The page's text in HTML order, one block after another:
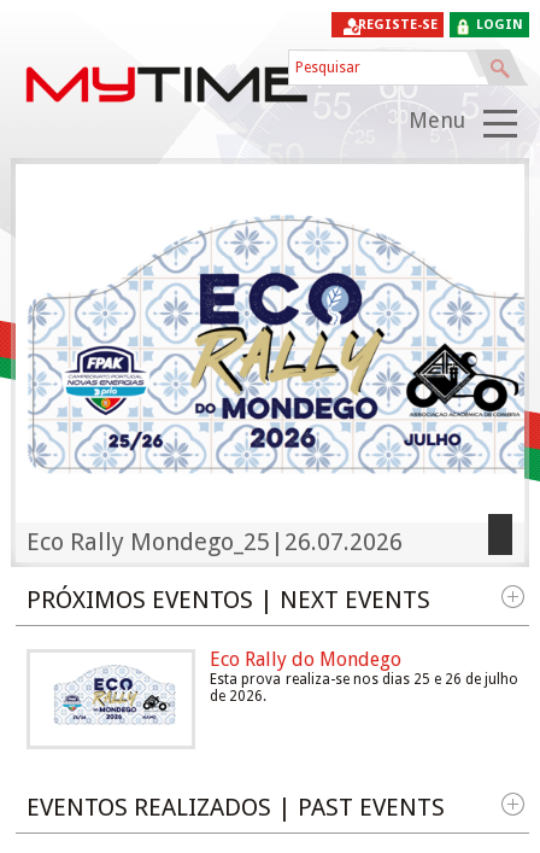
LOGIN
REGISTE-SE
Menu
Eco Rally Mondego_25|26.07.2026
PRÓXIMOS EVENTOS | NEXT EVENTS
Eco Rally do Mondego
Esta prova realiza-se nos dias 25 e 26 de julho
de 2026.
EVENTOS REALIZADOS | PAST EVENTS